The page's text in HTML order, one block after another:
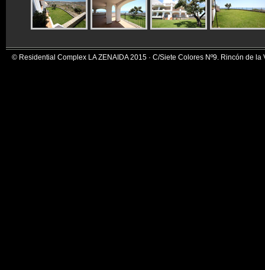
© Residential Complex LA ZENAIDA 2015 · C/Siete Colores Nº9. Rincón de